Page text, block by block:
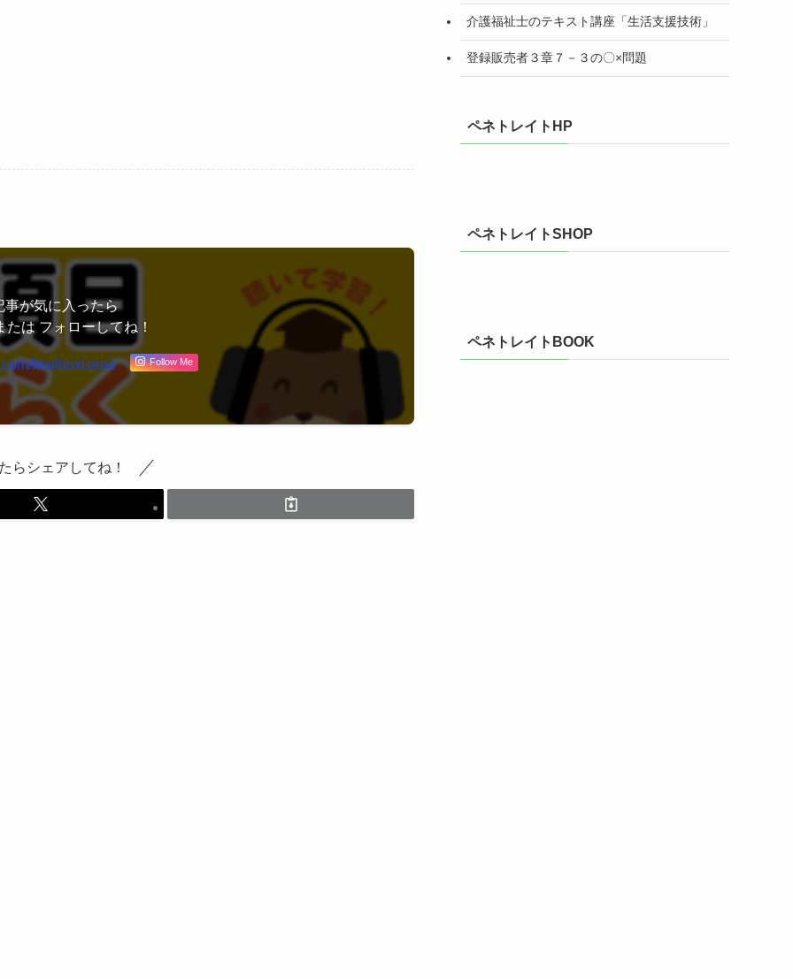
事が気に入ったら
は フォローしてね！
MailboxUeno Follow Me
らシェアしてね！
介護福祉士のテキスト講座「生活支援技術」
登録販売者３章７－３の〇×問題
ペネトレイトHP
ペネトレイトSHOP
ペネトレイトBOOK